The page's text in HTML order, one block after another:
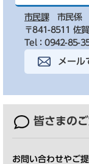
市民課
市民係
〒841-8511 佐
Tel：0942-85-
メール
皆さまの
お問い合わせやご